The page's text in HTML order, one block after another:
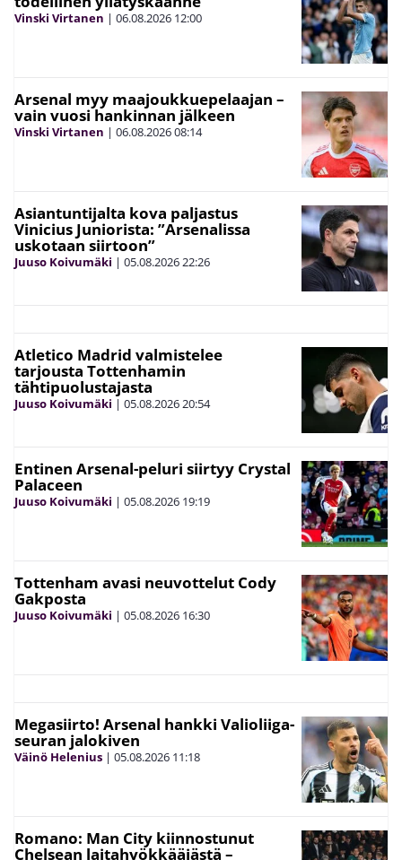
Vinski Virtanen | 06.08.2026 12:00
Arsenal myy maajoukkuepelaajan –
vain vuosi hankinnan jälkeen
Vinski Virtanen | 06.08.202608:14
Asiantuntijalta kova paljastus
Vinicius Juniorista: ”Arsenalissa
uskotaan siirtoon”
Juuso Koivumäki | 05.08.2026 22:26
Atletico Madrid valmistelee
tarjousta Tottenhamin
tähtipuolustajasta
Juuso Koivumäki | 05.08.2026 20:54
Entinen Arsenal-peluri siirtyy Crystal
Palaceen
Juuso Koivumäki | 05.08.2026 19:19
Tottenham avasi neuvottelut Cody
Gakposta
Juuso Koivumäki | 05.08.2026 16:30
Megasiirto! Arsenal hankki Valioliiga-
seuran jalokiven
Väinö Helenius | 05.08.2026 11:18
Romano: Man City kiinnostunut
Chelsean laitahyökkääjästä –